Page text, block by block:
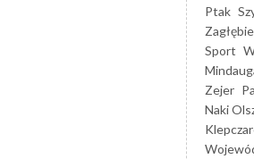
Ptak
Sport
Zejer
Naki